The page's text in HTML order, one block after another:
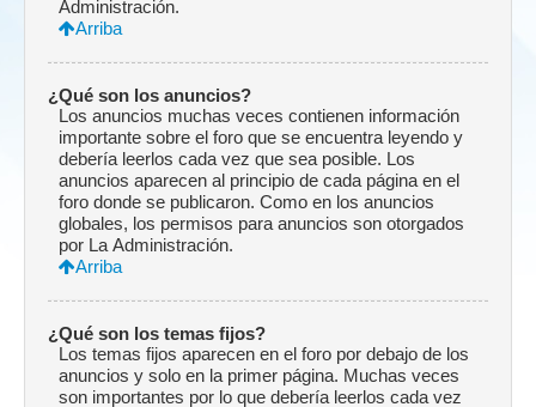
Administración.
Arriba
¿Qué son los anuncios?
Los anuncios muchas veces contienen información
importante sobre el foro que se encuentra leyendo y
debería leerlos cada vez que sea posible. Los
anuncios aparecen al principio de cada página en el
foro donde se publicaron. Como en los anuncios
globales, los permisos para anuncios son otorgados
por La Administración.
Arriba
¿Qué son los temas fijos?
Los temas fijos aparecen en el foro por debajo de los
anuncios y solo en la primer página. Muchas veces
son importantes por lo que debería leerlos cada vez